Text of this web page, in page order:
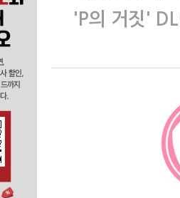
'P의 거짓'